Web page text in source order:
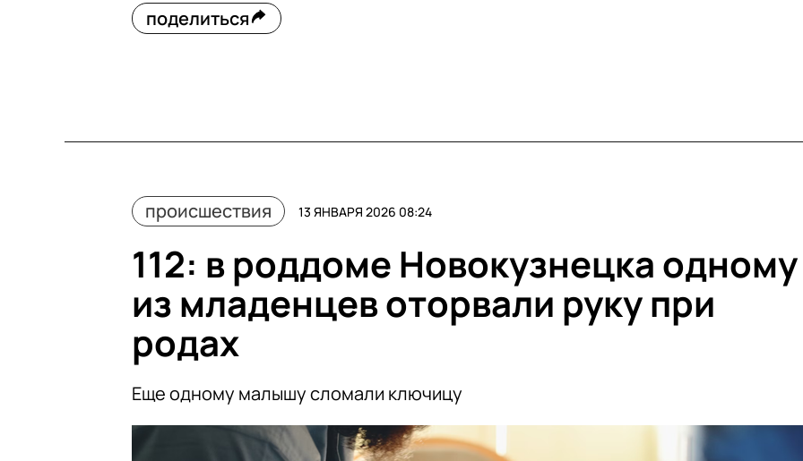
поделиться
происшествия 13 ЯНВАРЯ 2026 08:24
112: в роддоме Новокузнецка одному
из младенцев оторвали руку при
родах
Еще одному малышу сломали ключицу